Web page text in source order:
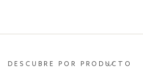
DESCUBRE POR PRODUCTO